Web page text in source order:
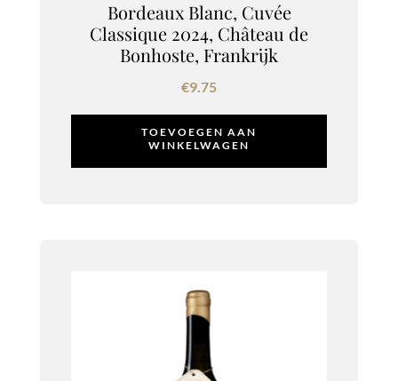
Bordeaux Blanc, Cuvée
Classique 2024, Château de
Bonhoste, Frankrijk
€9.75
TOEVOEGEN AAN
WINKELWAGEN